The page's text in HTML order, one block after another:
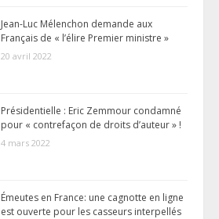
Jean-Luc Mélenchon demande aux
Français de « l’élire Premier ministre »
20 avril 2022
Présidentielle : Eric Zemmour condamné
pour « contrefaçon de droits d’auteur » !
4 mars 2022
Émeutes en France: une cagnotte en ligne
est ouverte pour les casseurs interpellés